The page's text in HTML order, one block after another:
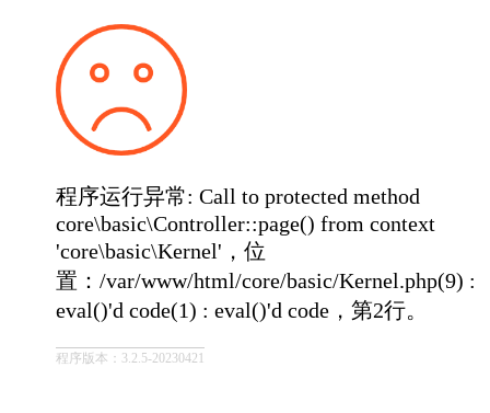
程序运行异常: Call to protected method
core\basic\Controller::page() from context
'core\basic\Kernel'，位
置：/var/www/html/core/basic/Kernel.php(9) :
eval()'d code(1) : eval()'d code，第2行。
程序版本：3.2.5-20230421